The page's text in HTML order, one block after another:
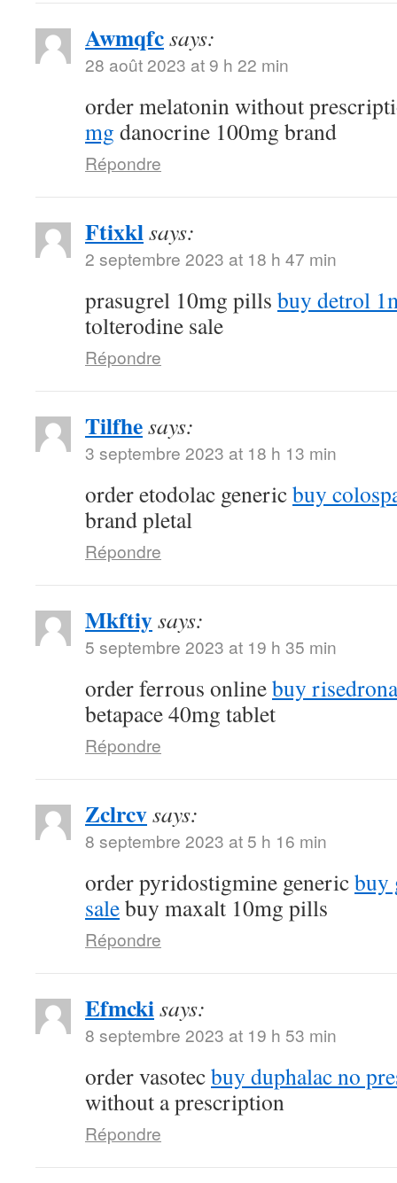
Awmqfcsays:
28 août 2023 at 9 h 22 min
order melatonin without
mg danocrine 100mg brand
Répondre
Ftixklsays:
2 septembre 2023 at 18 h 47 min
prasugrel 10mg pills buy detrol
tolterodine sale
Répondre
Tilfhesays:
3 septembre 2023 at 18 h 13 min
order etodolac genericbuy
brand pletal
Répondre
Mkftiysays:
5 septembre 2023 at 19 h 35 min
order ferrous onlinebuy
betapace 40mg tablet
Répondre
Zclrcvsays:
8 septembre 2023 at 5 h 16 min
order pyridostigmine genericbuy
salebuy maxalt 10mg pills
Répondre
Efmckisays:
8 septembre 2023 at 19 h 53 min
order vasotecbuy duphalac no
without a prescription
Répondre